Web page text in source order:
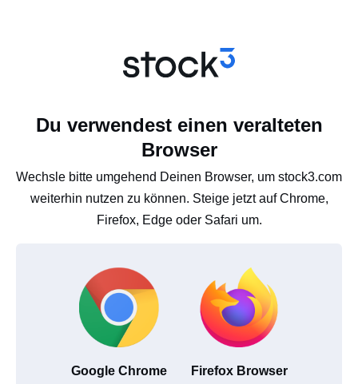
Du verwendest einen veralteten
Browser
Wechsle bitte umgehend Deinen Browser, um stock3.com
weiterhin nutzen zu können. Steige jetzt auf Chrome,
Firefox, Edge oder Safari um.
Google Chrome Firefox Browser